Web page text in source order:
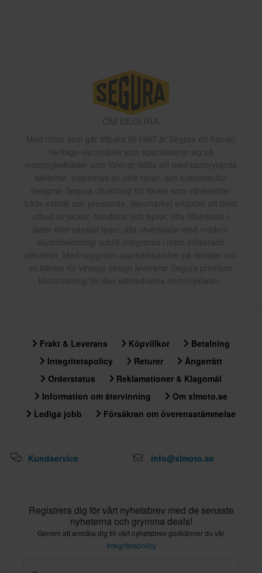
OM SEGURA
Med rötter som går tillbaka till 1967 är Segura ett franskt
heritage-varumärke som specialiserar sig på
motorcykelkläder som förenar tidlös stil med banbrytande
säkerhet. Inspirerad av café racer- och customkultur
designar Segura utrustning för förare som värdesätter
både estetik och prestanda. Varumärket erbjuder ett brett
utbud av jackor, handskar och byxor, ofta tillverkade i
läder eller vaxade tyger, alla utvecklade med modern
skyddsteknologi subtilt integrerad i retro-stiliserade
silhuetter. Med noggrann uppmärksamhet på detaljer och
en känsla för vintage design levererar Segura premium
körutrustning för den stilmedvetna motorcyklisten.
Frakt & Leverans Köpvillkor
Betalning
Integritetspolicy
Returer
Ångerrätt
Orderstatus
Reklamationer & Klagomål
Information om återvinning
Om xlmoto.se
Lediga jobb
Försäkran om överensstämmelse
Kundservice info@xlmoto.se
Registrera dig för vårt nyhetsbrev med de senaste
nyheterna och grymma deals!
Genom att anmäla dig till vårt nyhetsbrev godkänner du vår
Integritetspolicy